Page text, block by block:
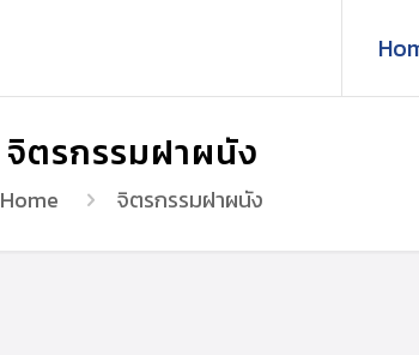
จิตรกรรมฝาผนัง
Home จิตรกรรมฝาผนัง